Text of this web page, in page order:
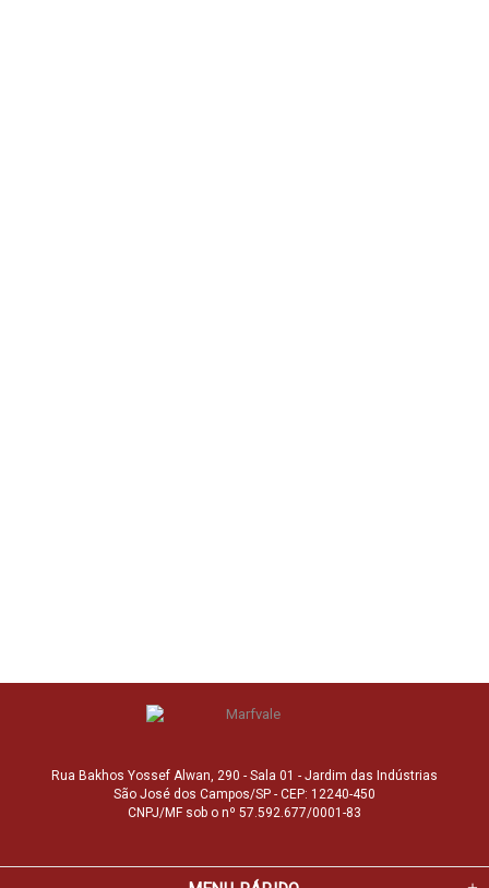
Rua Bakhos Yossef Alwan, 290 - Sala 01 - Jardim das Indústrias
São José dos Campos/SP - CEP: 12240-450
CNPJ/MF sob o nº 57.592.677/0001-83